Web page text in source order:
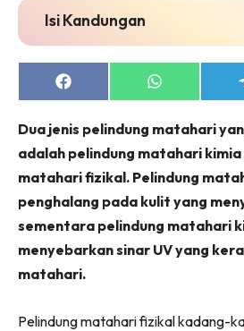
Isi Kandungan
Share
on
Share
on
Dua jenis pelindung matahari
adalah pelindung matahari kimia
matahari fizikal. Pelindung
penghalang pada kulit yang
sementara pelindung matahari
menyebarkan sinar UV yang
matahari.
Pelindung matahari fizikal kadang-